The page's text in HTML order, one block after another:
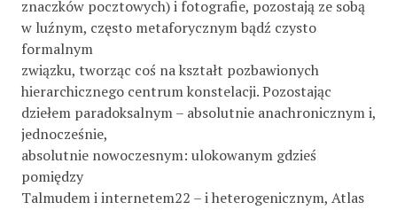
znaczków pocztowych) i fotografie, pozostają ze sobą
w luźnym, często metaforycznym bądź czysto
formalnym
związku, tworząc coś na kształt pozbawionych
hierarchicznego centrum konstelacji. Pozostając
dziełem paradoksalnym – absolutnie anachronicznym i,
jednocześnie,
absolutnie nowoczesnym: ulokowanym gdzieś
pomiędzy
Talmudem i internetem22 – i heterogenicznym, Atlas